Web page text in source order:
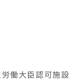
働大臣認可施設